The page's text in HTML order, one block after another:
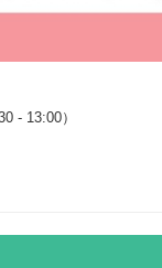
- 13:00）